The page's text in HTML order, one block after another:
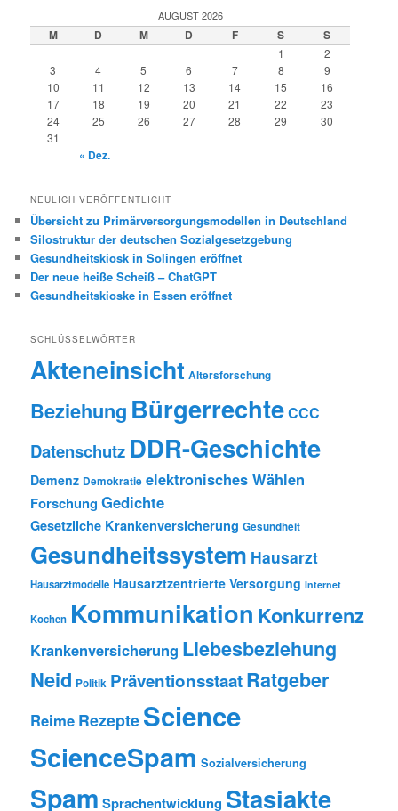
AUGUST 2026
M D M D F S S
1
2
3
4 5 6 7 8
9
10
11 12 13 14 15
16
17
18 19 20 21 22
23
24
25 26 27 28 29
30
31
« Dez.
NEULICH VERÖFFENTLICHT
Übersicht zu Primärversorgungsmodellen in Deutschland
Silostruktur der deutschen Sozialgesetzgebung
Gesundheitskiosk in Solingen eröffnet
Der neue heiße Scheiß – ChatGPT
Gesundheitskioske in Essen eröffnet
SCHLÜSSELWÖRTER
Akteneinsicht Altersforschung
Beziehung BürgerrechteCCC
Datenschutz DDR-Geschichte
Demenz Demokratie elektronisches Wählen
Forschung Gedichte
Gesetzliche Krankenversicherung Gesundheit
Gesundheitssystem Hausarzt
Hausarztmodelle Hausarztzentrierte Versorgung Internet
Kochen Kommunikation Konkurrenz
Krankenversicherung Liebesbeziehung
Neid Politik PräventionsstaatRatgeber
Reime Rezepte Science
ScienceSpam Sozialversicherung
Spam Sprachentwicklung Stasiakte